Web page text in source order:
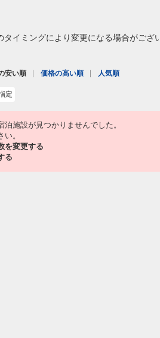
イミングにより変更になる場合がご
定
安い順 価格の高い順 人気順
泊施設が見つかりませんでした。
。
を変更する
る